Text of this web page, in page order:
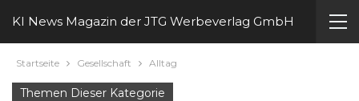
KI News Magazin der JTG Werbeverlag GmbH
Startseite Gesellschaft Alltag
Themen Dieser Kategorie